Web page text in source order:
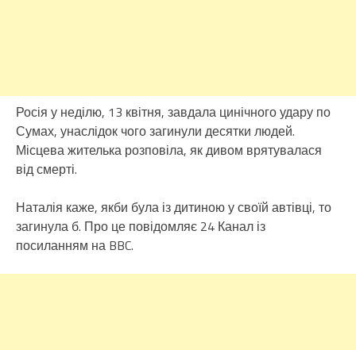
Росія у неділю, 13 квітня, завдала цинічного удару по
Сумах, унаслідок чого загинули десятки людей.
Місцева жителька розповіла, як дивом врятувалася
від смерті.
Наталія каже, якби була із дитиною у своїй автівці, то
загинула б. Про це повідомляє 24 Канал із
посиланням на BBC.